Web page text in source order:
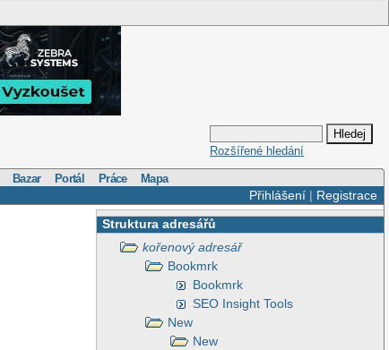
Rozšířené hledání
Bazar Portál Práce Mapa
Přihlášení| Registrace
Struktura adresářů
kořenový adresář
Bookmrk
Bookmrk
SEO Insight Tools
New
New